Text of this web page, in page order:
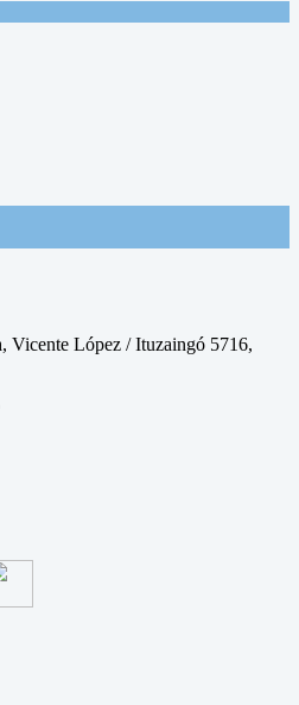
Vicente López / Ituzaingó 5716,